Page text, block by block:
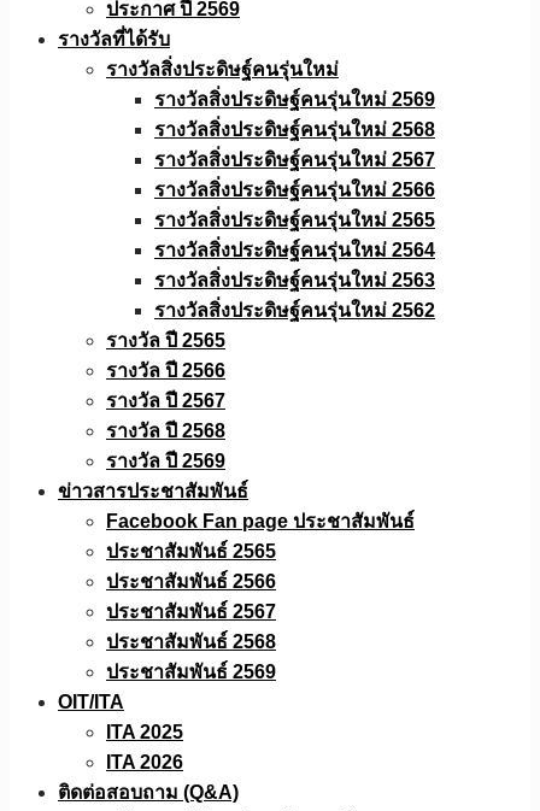
ประกาศ ปี 2569
รางวัลที่ได้รับ
รางวัลสิ่งประดิษฐ์คนรุ่นใหม่
รางวัลสิ่งประดิษฐ์คนรุ่นใหม่ 2569
รางวัลสิ่งประดิษฐ์คนรุ่นใหม่ 2568
รางวัลสิ่งประดิษฐ์คนรุ่นใหม่ 2567
รางวัลสิ่งประดิษฐ์คนรุ่นใหม่ 2566
รางวัลสิ่งประดิษฐ์คนรุ่นใหม่ 2565
รางวัลสิ่งประดิษฐ์คนรุ่นใหม่ 2564
รางวัลสิ่งประดิษฐ์คนรุ่นใหม่ 2563
รางวัลสิ่งประดิษฐ์คนรุ่นใหม่ 2562
รางวัล ปี 2565
รางวัล ปี 2566
รางวัล ปี 2567
รางวัล ปี 2568
รางวัล ปี 2569
ข่าวสารประชาสัมพันธ์
Facebook Fan page ประชาสัมพันธ์
ประชาสัมพันธ์ 2565
ประชาสัมพันธ์ 2566
ประชาสัมพันธ์ 2567
ประชาสัมพันธ์ 2568
ประชาสัมพันธ์ 2569
OIT/ITA
ITA 2025
ITA 2026
ติดต่อสอบถาม (Q&A)